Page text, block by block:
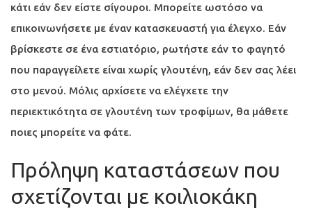
κάτι εάν δεν είστε σίγουροι. Μπορείτε ωστόσο να
επικοινωνήσετε με έναν κατασκευαστή για έλεγχο. Εάν
βρίσκεστε σε ένα εστιατόριο, ρωτήστε εάν το φαγητό
που παραγγείλετε είναι χωρίς γλουτένη, εάν δεν σας λέει
στο μενού. Μόλις αρχίσετε να ελέγχετε την
περιεκτικότητα σε γλουτένη των τροφίμων, θα μάθετε
ποιες μπορείτε να φάτε.
Πρόληψη καταστάσεων που
σχετίζονται με κοιλιοκάκη